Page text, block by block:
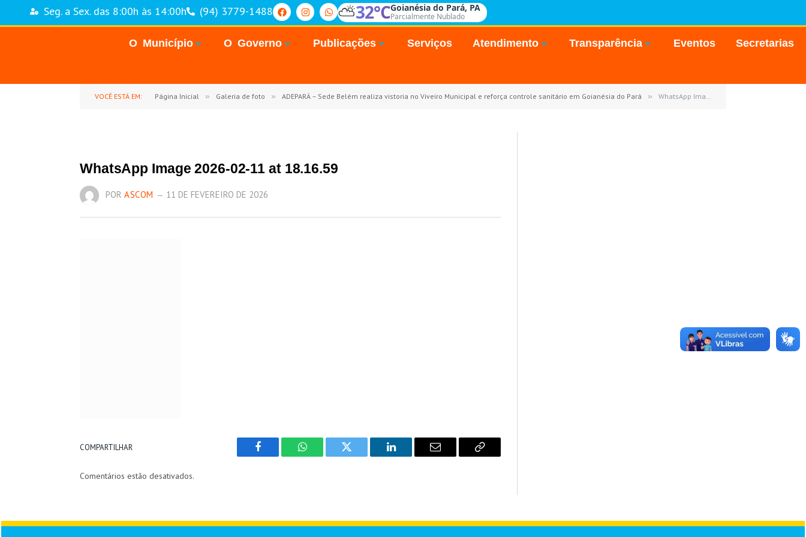
Seg. a Sex. das 8:00h às 14:00h (94) 3779-1488 ⛅32°CGoianésia do Pará, PA
Parcialmente Nublado
O Município O Governo Publicações Serviços Atendimento Transparência Eventos Secretarias
VOCÊ ESTÁ EM: Página Inicial » Galeria de foto » ADEPARÁ – Sede Belém realiza vistoria no Viveiro Municipal e reforça controle sanitário em Goianésia do Pará » WhatsApp Image 2026-02-11 at 18.16.59
WhatsApp Image 2026-02-11 at 18.16.59
POR ASCOM 11 DE FEVEREIRO DE 2026
COMPARTILHAR
Facebook WhatsAppTwitter LinkedIn Email
Copy
Comentários estão desativados.